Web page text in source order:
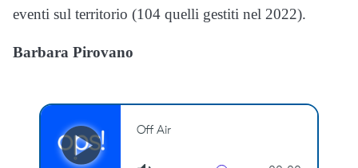
eventi sul territorio (104 quelli gestiti nel 2022).
Barbara Pirovano